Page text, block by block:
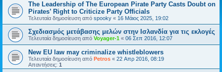
η
The Leadership of The European Pirate Party Casts Doubt on
Pirates’ Right to Criticize Party Officials
Τελευταία δημοσίευση από spooky « 16 Μάιος 2025, 19:02
Σχεδιασμός μετάβασης μελών στην Ισλανδία για τις εκλογές
Τελευταία δημοσίευση από Voyager-1 « 06 Σεπ 2016, 12:07
New EU law may criminalize whistleblowers
Τελευταία δημοσίευση από Petros « 22 Απρ 2016, 08:19
Απαντήσεις: 1